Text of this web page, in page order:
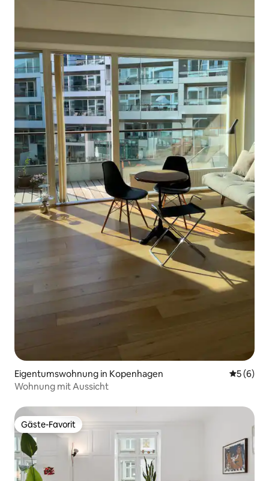
Eigentumswohnung in Kopenhagen
5 (6)
Wohnung mit Aussicht
Gäste-Favorit
Gäste-Favorit